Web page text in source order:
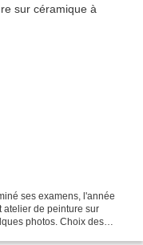
ses examens, l'année
atelier de peinture sur
photos. Choix des